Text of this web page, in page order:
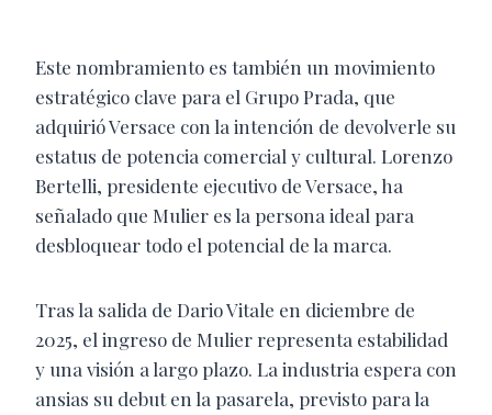
Este nombramiento es también un movimiento
estratégico clave para el Grupo Prada, que
adquirió Versace con la intención de devolverle su
estatus de potencia comercial y cultural. Lorenzo
Bertelli, presidente ejecutivo de Versace, ha
señalado que Mulier es la persona ideal para
desbloquear todo el potencial de la marca.
Tras la salida de Dario Vitale en diciembre de
2025, el ingreso de Mulier representa estabilidad
y una visión a largo plazo. La industria espera con
ansias su debut en la pasarela, previsto para la